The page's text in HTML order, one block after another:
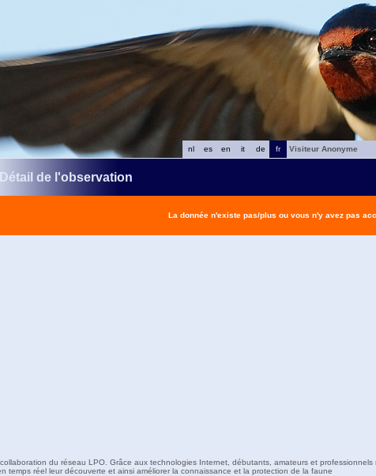
fr
de
it
en
es
nl
Visiteur Anonyme
Détail de l'observation
La donnée n'existe pas/plus ou vous n'y avez pas
du réseau LPO. Grâce aux technologies Internet, débutants, amateurs et professionnels
temps réel leur découverte et ainsi améliorer la connaissance et la protection de la faune